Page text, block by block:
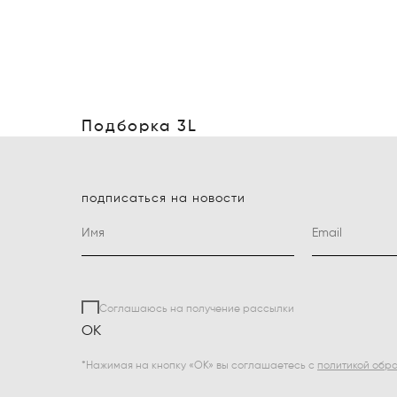
Подборка 3L
подписаться на новости
Соглашаюсь на получение рассылки
ОК
*Нажимая на кнопку «ОК» вы соглашаетесь с политикой